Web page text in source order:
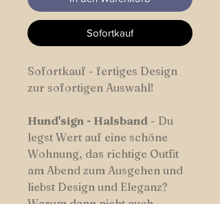
Sofortkauf
Sofortkauf - fertiges Design
zur sofortigen Auswahl!
Hund'sign - Halsband - Du
legst Wert auf eine schöne
Wohnung, das richtige Outfit
am Abend zum Ausgehen und
liebst Design und Eleganz?